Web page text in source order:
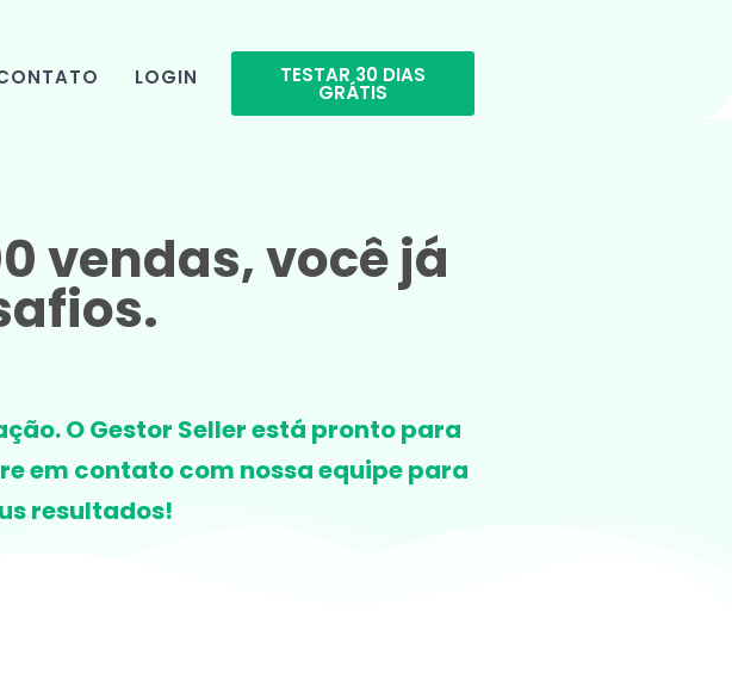
LOGIN TESTAR 30 DIAS
GRÁTIS
vendas, você já
O Gestor Seller está pronto para
em contato com nossa equipe para
resultados!